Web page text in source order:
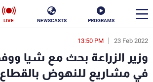
PROGRAMS
NEWSCASTS
LIVE
23 Feb 2022
13:50 PM
في مشاريع للنهوض بالقطاع
en
الأخبار